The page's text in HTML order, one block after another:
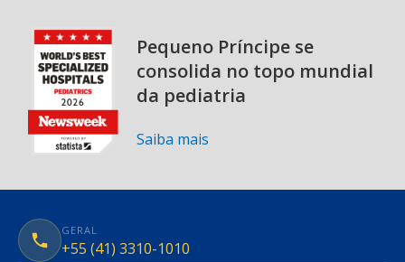
Pequeno Príncipe se
consolida no topo mundial
da pediatria
Saiba mais
GERAL
+55 (41) 3310-1010